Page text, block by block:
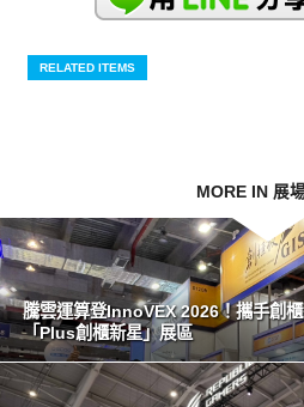
RELATED ITEMS
MORE IN 展
騰雲運算登InnoVEX 2026！攜手創
「Plus創櫃新星」展區